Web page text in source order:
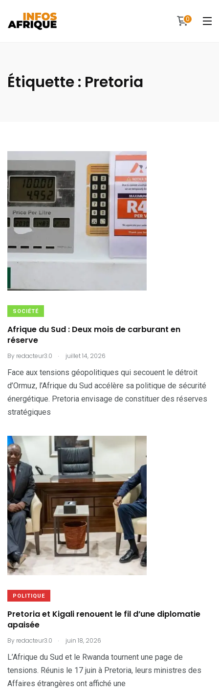
0
Étiquette : Pretoria
SOCIÉTÉ
Afrique du Sud : Deux mois de carburant en
réserve
By redacteur3.0 . juillet 14, 2026
Face aux tensions géopolitiques qui secouent le détroit
d’Ormuz, l’Afrique du Sud accélère sa politique de sécurité
énergétique. Pretoria envisage de constituer des réserves
stratégiques
POLITIQUE
Pretoria et Kigali renouent le fil d’une diplomatie
apaisée
By redacteur3.0 . juin 18, 2026
L’Afrique du Sud et le Rwanda tournent une page de
tensions. Réunis le 17 juin à Pretoria, leurs ministres des
Affaires étrangères ont affiché une